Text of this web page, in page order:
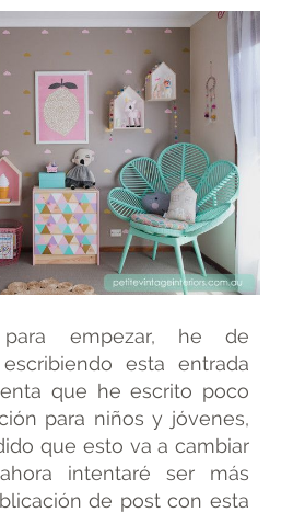
empezar, he de
esta entrada
que he escrito poco
para niños y jóvenes,
que esto va a cambiar
intentaré ser más
de post con esta